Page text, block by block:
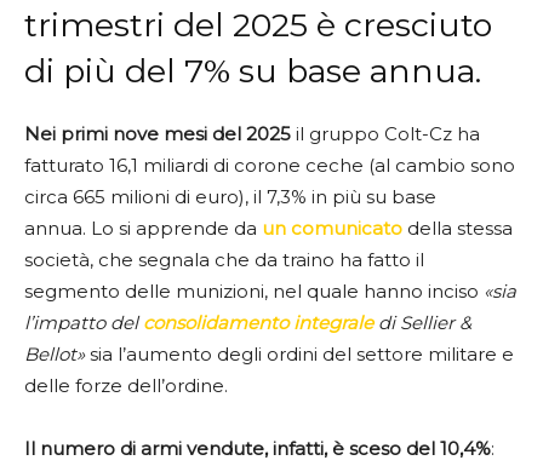
trimestri del 2025 è cresciuto
di più del 7% su base annua.
Nei primi nove mesi del 2025 il gruppo Colt-Cz ha
fatturato 16,1 miliardi di corone ceche (al cambio sono
circa 665 milioni di euro), il 7,3% in più su base
annua. Lo si apprende da un comunicato della stessa
società, che segnala che da traino ha fatto il
segmento delle munizioni, nel quale hanno inciso «sia
l’impatto delconsolidamento integraledi Sellier &
Bellot»sia l’aumento degli ordini del settore militare e
delle forze dell’ordine.
Il numero di armi vendute, infatti, è sceso del 10,4%: